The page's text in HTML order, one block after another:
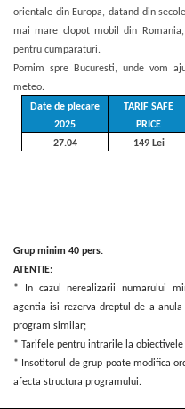
orientale din Europa, datand din
mai mare clopot mobil din
pentru cumparaturi.
Pornim spre Bucuresti, unde vom
meteo.
Date de plecare
2025
TARIF SAFE
PRICE
27.04
149 Lei
Grup minim 40 pers.
ATENTIE:
* In cazul nerealizarii numarului
agentia isi rezerva dreptul de a
program similar;
* Tarifele pentru intrarile la
* Insotitorul de grup poate modifica
afecta structura programului.